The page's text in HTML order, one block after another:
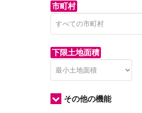
市町村
下限土地面積
その他の機能